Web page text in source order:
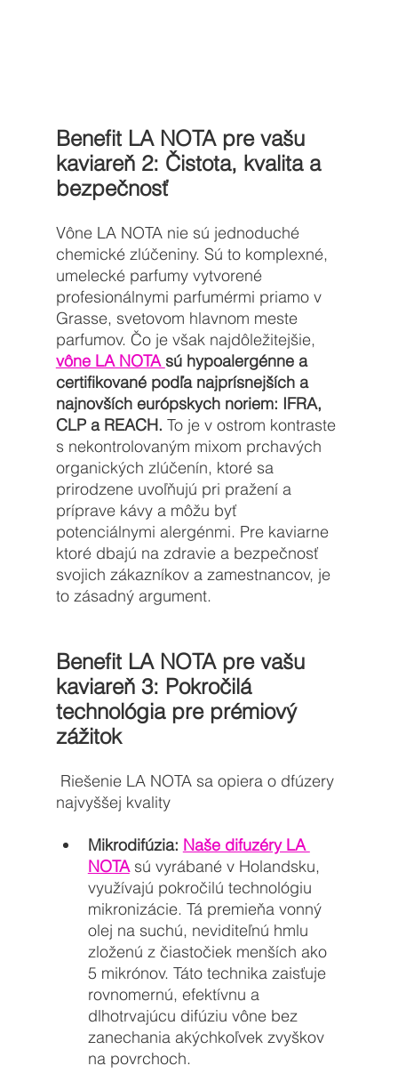
Benefit LA NOTA pre vašu
kaviareň 2: Čistota, kvalita a
bezpečnosť
Vône LA NOTA nie sú jednoduché
chemické zlúčeniny. Sú to komplexné,
umelecké parfumy vytvorené
profesionálnymi parfumérmi priamo v
Grasse, svetovom hlavnom meste
parfumov. Čo je však najdôležitejšie,
vône LA NOTA sú hypoalergénne a
certifikované podľa najprísnejších a
najnovších európskych noriem: IFRA,
CLP a REACH. To je v ostrom kontraste
s nekontrolovaným mixom prchavých
organických zlúčenín, ktoré sa
prirodzene uvoľňujú pri pražení a
príprave kávy a môžu byť
potenciálnymi alergénmi. Pre kaviarne
ktoré dbajú na zdravie a bezpečnosť
svojich zákazníkov a zamestnancov, je
to zásadný argument.
Benefit LA NOTA pre vašu
kaviareň 3: Pokročilá
technológia pre prémiový
zážitok
najvyššej kvality
Mikrodifúzia: Naše difuzéry LA
NOTA sú vyrábané v Holandsku,
využívajú pokročilú technológiu
mikronizácie. Tá premieňa vonný
olej na suchú, neviditeľnú hmlu
zloženú z čiastočiek menších ako
5 mikrónov. Táto technika zaisťuje
rovnomernú, efektívnu a
dlhotrvajúcu difúziu vône bez
zanechania akýchkoľvek zvyškov
na povrchoch.